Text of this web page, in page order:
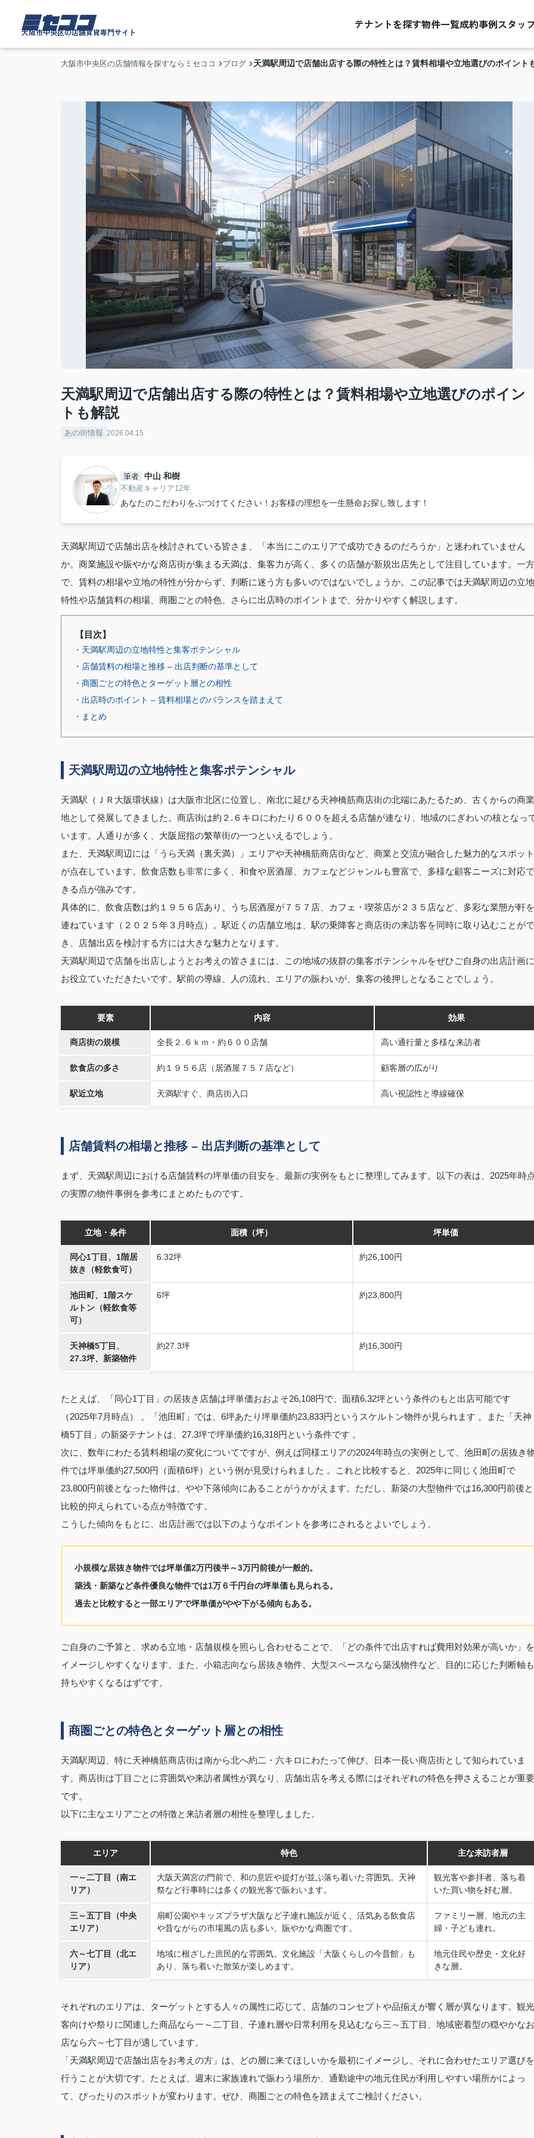
ミセココ
大阪市中央区の店舗賃貸専門サイト
テナントを探す物件一覧成約事例スタッ
大阪市中央区の店舗情報を探すならミセココ ブログ 天満駅周辺で店舗出店する際の特性とは？賃料相場や立地選びのポイント
天満駅周辺で店舗出店する際の特性とは？賃料相場や立地選びのポイン
トも解説
あの街情報 2026.04.15
筆者 中山 和樹
不動産キャリア12年
あなたのこだわりをぶつけてください！お客様の理想を一生懸命お探し致します！
天満駅周辺で店舗出店を検討されている皆さま、「本当にこのエリアで成功できるのだろうか」と迷われていません
か。商業施設や賑やかな商店街が集まる天満は、集客力が高く、多くの店舗が新規出店先として注目しています。一方
で、賃料の相場や立地の特性が分からず、判断に迷う方も多いのではないでしょうか。この記事では天満駅周辺の立地
特性や店舗賃料の相場、商圏ごとの特色、さらに出店時のポイントまで、分かりやすく解説します。
【目次】
・天満駅周辺の立地特性と集客ポテンシャル
・店舗賃料の相場と推移 – 出店判断の基準として
・商圏ごとの特色とターゲット層との相性
・出店時のポイント – 賃料相場とのバランスを踏まえて
・まとめ
天満駅周辺の立地特性と集客ポテンシャル
天満駅（ＪＲ大阪環状線）は大阪市北区に位置し、南北に延びる天神橋筋商店街の北端にあたるため、古くからの商業
地として発展してきました。商店街は約２.６キロにわたり６００を超える店舗が連なり、地域のにぎわいの核となっ
います。人通りが多く、大阪屈指の繁華街の一つといえるでしょう。
また、天満駅周辺には「うら天満（裏天満）」エリアや天神橋筋商店街など、商業と交流が融合した魅力的なスポット
が点在しています。飲食店数も非常に多く、和食や居酒屋、カフェなどジャンルも豊富で、多様な顧客ニーズに対応で
きる点が強みです。
具体的に、飲食店数は約１９５６店あり、うち居酒屋が７５７店、カフェ・喫茶店が２３５店など、多彩な業態が軒を
連ねています（２０２５年３月時点）。駅近くの店舗立地は、駅の乗降客と商店街の来訪客を同時に取り込むことがで
き、店舗出店を検討する方には大きな魅力となります。
天満駅周辺で店舗を出店しようとお考えの皆さまには、この地域の抜群の集客ポテンシャルをぜひご自身の出店計画に
お役立ていただきたいです。駅前の導線、人の流れ、エリアの賑わいが、集客の後押しとなることでしょう。
要素 内容 効果
商店街の規模 全長２.６ｋｍ・約６００店舗 高い通行量と多様な来訪者
飲食店の多さ 約１９５６店（居酒屋７５７店など） 顧客層の広がり
駅近立地 天満駅すぐ、商店街入口 高い視認性と導線確保
店舗賃料の相場と推移 – 出店判断の基準として
まず、天満駅周辺における店舗賃料の坪単価の目安を、最新の実例をもとに整理してみます。以下の表は、2025年時
の実際の物件事例を参考にまとめたものです。
立地・条件 面積（坪） 坪単価
同心1丁目、1階居
抜き（軽飲食可）
6.32坪 約26,100円
池田町、1階スケ
ルトン（軽飲食等
可）
6坪 約23,800円
天神橋5丁目、
27.3坪、新築物件
約27.3坪 約16,300円
たとえば、「同心1丁目」の居抜き店舗は坪単価おおよそ26,108円で、面積6.32坪という条件のもと出店可能です
（2025年7月時点） 。「池田町」では、6坪あたり坪単価約23,833円というスケルトン物件が見られます 。また「天神
橋5丁目」の新築テナントは、27.3坪で坪単価約16,318円という条件です 。
次に、数年にわたる賃料相場の変化についてですが、例えば同様エリアの2024年時点の実例として、池田町の居抜き
件では坪単価約27,500円（面積6坪）という例が見受けられました 。これと比較すると、2025年に同じく池田町で
23,800円前後となった物件は、やや下落傾向にあることがうかがえます。ただし、新築の大型物件では16,300円前後と
比較的抑えられている点が特徴です。
こうした傾向をもとに、出店計画では以下のようなポイントを参考にされるとよいでしょう。
小規模な居抜き物件では坪単価2万円後半～3万円前後が一般的。
築浅・新築など条件優良な物件では1万６千円台の坪単価も見られる。
過去と比較すると一部エリアで坪単価がやや下がる傾向もある。
ご自身のご予算と、求める立地・店舗規模を照らし合わせることで、「どの条件で出店すれば費用対効果が高いか」を
イメージしやすくなります。また、小箱志向なら居抜き物件、大型スペースなら築浅物件など、目的に応じた判断軸も
持ちやすくなるはずです。
商圏ごとの特色とターゲット層との相性
天満駅周辺、特に天神橋筋商店街は南から北へ約二・六キロにわたって伸び、日本一長い商店街として知られていま
す。商店街は丁目ごとに雰囲気や来訪者属性が異なり、店舗出店を考える際にはそれぞれの特色を押さえることが重要
です。
以下に主なエリアごとの特徴と来訪者層の相性を整理しました。
エリア 特色 主な来訪者層
一～二丁目（南エ
リア）
大阪天満宮の門前で、和の意匠や提灯が並ぶ落ち着いた雰囲気。天神
祭など行事時には多くの観光客で賑わいます。
観光客や参拝者、落ち着
いた買い物を好む層。
三～五丁目（中央
エリア）
扇町公園やキッズプラザ大阪など子連れ施設が近く、活気ある飲食店
や昔ながらの市場風の店も多い、賑やかな商圏です。
ファミリー層、地元の主
婦・子ども連れ。
六～七丁目（北エ
リア）
地域に根ざした庶民的な雰囲気。文化施設「大阪くらしの今昔館」も
あり、落ち着いた散策が楽しめます。
地元住民や歴史・文化好
きな層。
それぞれのエリアは、ターゲットとする人々の属性に応じて、店舗のコンセプトや品揃えが響く層が異なります。観光
客向けや祭りに関連した商品なら一～二丁目、子連れ層や日常利用を見込むなら三～五丁目、地域密着型の穏やかなお
店なら六～七丁目が適しています。
「天満駅周辺で店舗出店をお考えの方」は、どの層に来てほしいかを最初にイメージし、それに合わせたエリア選びを
行うことが大切です。たとえば、週末に家族連れで賑わう場所か、通勤途中の地元住民が利用しやすい場所かによっ
て、ぴったりのスポットが変わります。ぜひ、商圏ごとの特色を踏まえてご検討ください。